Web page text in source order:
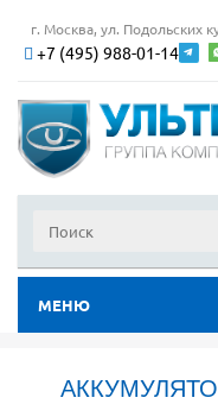
г. Москва, ул. Подольских
+7 (495) 988-01-14
МЕНЮ